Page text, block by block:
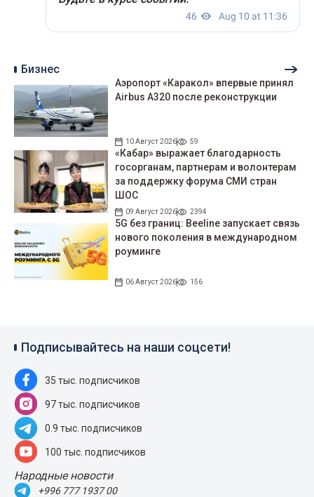
Бизнес
Аэропорт «Каракол» впервые принял
Airbus A320 после реконструкции
10 Август 2026 59
«Кабар» выражает благодарность
госорганам, партнерам и волонтерам
за поддержку форума СМИ стран
ШОС
09 Август 2026 2394
5G без границ: Beeline запускает связь
нового поколения в международном
роуминге
06 Август 2026 156
Подписывайтесь на наши соцсети!
35 тыс. подписчиков
97 тыс. подписчиков
0.9 тыс. подписчиков
100 тыс. подписчиков
Народные новости
+996 777 1937 00